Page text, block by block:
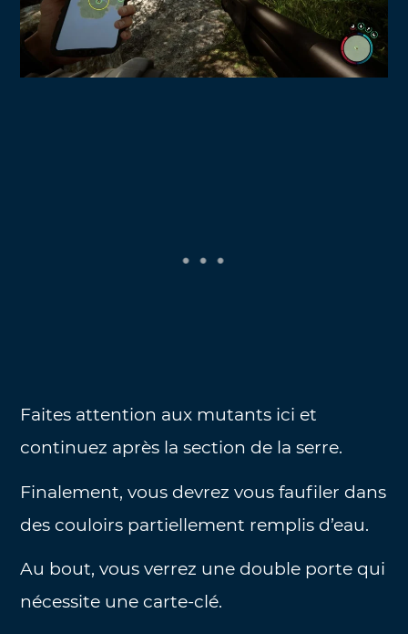
Faites attention aux mutants ici et
continuez après la section de la serre.
Finalement, vous devrez vous faufiler dans
des couloirs partiellement remplis d’eau.
Au bout, vous verrez une double porte qui
nécessite une carte-clé.